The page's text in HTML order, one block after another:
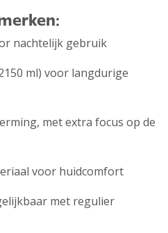
nachtelijk gebruik
ml) voor langdurige
met extra focus op de
voor huidcomfort
met regulier